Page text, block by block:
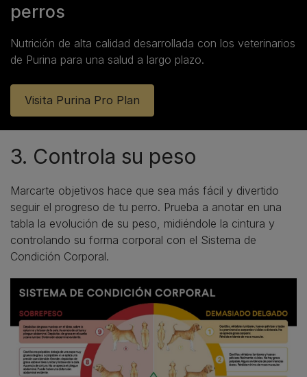
perros
Nutrición de alta calidad desarrollada con los veterinarios
de Purina para una salud a largo plazo.
Visita Purina Pro Plan
3. Controla su peso
Marcarte objetivos hace que sea más fácil y divertido
seguir el progreso de tu perro. Prueba a anotar en una
tabla la evolución de su peso, midiéndole la cintura y
controlando su forma corporal con el Sistema de
Condición Corporal.